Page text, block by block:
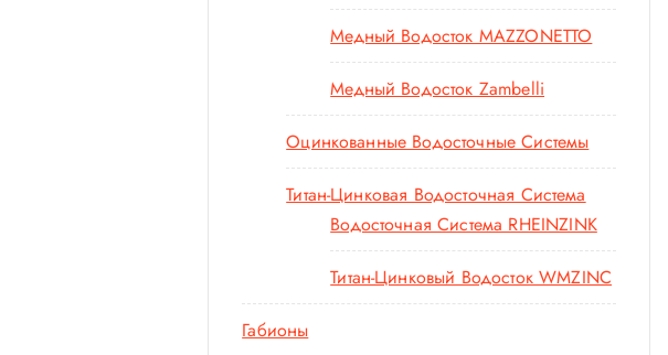
Медный Водосток MAZZONETTO
Медный Водосток Zambelli
Оцинкованные Водосточные Системы
Титан-Цинковая Водосточная Система
Водосточная Система RHEINZINK
Титан-Цинковый Водосток WMZINC
Габионы